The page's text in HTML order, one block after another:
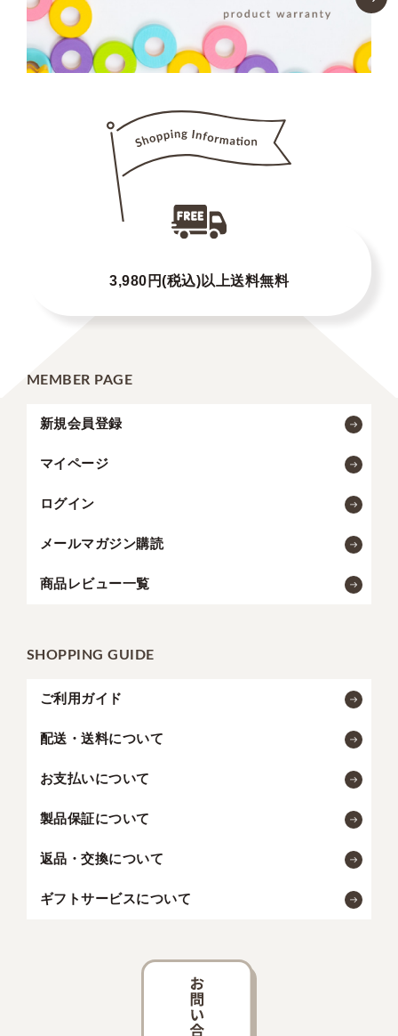
3,980円(税込)以上送料無料
MEMBER PAGE
新規会員登録
マイページ
ログイン
メールマガジン購読
商品レビュー一覧
SHOPPING GUIDE
ご利用ガイド
配送・送料について
お支払いについて
製品保証について
返品・交換について
ギフトサービスについて